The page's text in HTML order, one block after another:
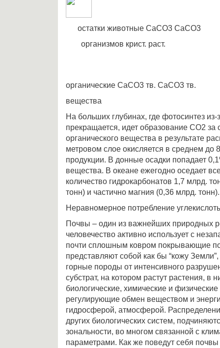
остатки животные CaCO3 CaCO3
организмов крист. раст.
органические CaCO3 тв. CaCO3 тв.
вещества
На больших глубинах, где фотосинтез из-
прекращается, идет образование CO2 за
органического вещества в результате
метровом слое окисляется в среднем до
продукции. В донные осадки попадает
вещества. В океане ежегодно оседает
количество гидрокарбонатов 1,7 млрд.
тонн) и частично магния (0,36 млрд. тонн).
Неравномерное потребление
Почвы – один из важнейших природных
человечество активно использует с
почти сплошным ковром покрывающие
представляют собой как бы “кожу
горные породы от интенсивного
субстрат, на котором растут растения, в
биологические, химические и
регулирующие обмен веществом и
гидросферой, атмосферой.
других биологических систем,
зональности, во многом связанной с
параметрами. Как же поведут себя